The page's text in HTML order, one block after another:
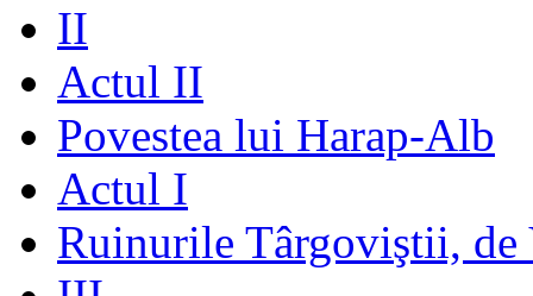
II
Actul II
Povestea lui Harap-Alb
Actul I
Ruinurile Târgoviştii, de